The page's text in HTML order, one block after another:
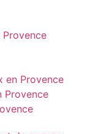
Provence
en Provence
Provence